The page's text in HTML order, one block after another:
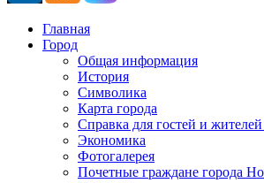
Главная
Город
Общая информация
История
Символика
Карта города
Справка для гостей и жителей
Экономика
Фотогалерея
Почетные граждане города